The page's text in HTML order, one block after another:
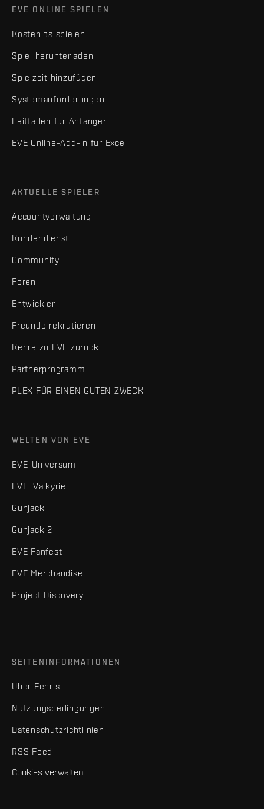
EVE ONLINE SPIELEN
Kostenlos spielen
Spiel herunterladen
Spielzeit hinzufügen
Systemanforderungen
Leitfaden für Anfänger
EVE Online-Add-in für Excel
AKTUELLE SPIELER
Accountverwaltung
Kundendienst
Community
Foren
Entwickler
Freunde rekrutieren
Kehre zu EVE zurück
Partnerprogramm
PLEX FÜR EINEN GUTEN ZWECK
WELTEN VON EVE
EVE-Universum
EVE: Valkyrie
Gunjack
Gunjack 2
EVE Fanfest
EVE Merchandise
Project Discovery
SEITENINFORMATIONEN
Über Fenris
Nutzungsbedingungen
Datenschutzrichtlinien
RSS Feed
Cookies verwalten